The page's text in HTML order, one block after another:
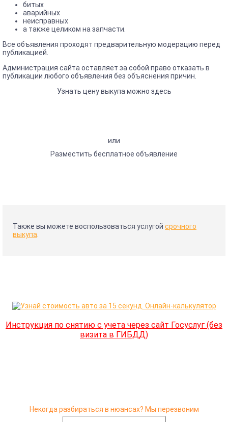
битых
аварийных
неисправных
а также целиком на запчасти.
Все объявления проходят предварительную модерацию перед
публикацией.
Администрация сайта оставляет за собой право отказать в
публикации любого объявления без объяснения причин.
Узнать цену выкупа можно здесь
или
Разместить бесплатное объявление
Также вы можете воспользоваться услугой срочного
выкупа.
Инструкция по снятию с учета через сайт Госуслуг (без
визита в ГИБДД)
Некогда разбираться в нюансах? Мы перезвоним